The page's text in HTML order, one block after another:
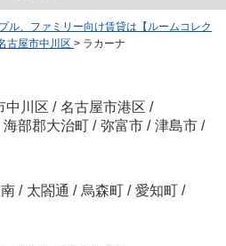
ル、ファミリー向け賃貸は【ルームコレク
古屋市中川区 > ラカーナ
中川区 / 名古屋市港区 /
海部郡大治町 / 弥富市 / 津島市 /
/ 太閤通 / 烏森町 / 愛知町 /